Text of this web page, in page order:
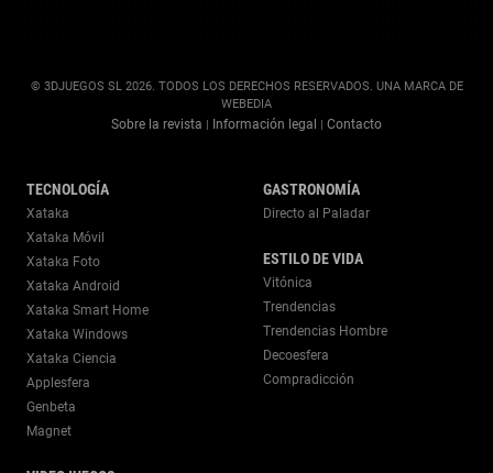
© 3DJUEGOS SL 2026. TODOS LOS DERECHOS RESERVADOS. UNA MARCA DE
WEBEDIA
Sobre la revista | Información legal | Contacto
TECNOLOGÍA
Xataka
Xataka Móvil
Xataka Foto
Xataka Android
Xataka Smart Home
Xataka Windows
Xataka Ciencia
Applesfera
Genbeta
Magnet
GASTRONOMÍA
Directo al Paladar
ESTILO DE VIDA
Vitónica
Trendencias
Trendencias Hombre
Decoesfera
Compradicción